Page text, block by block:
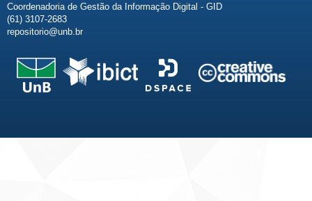
Coordenadoria de Gestão da Informação Digital - GID
(61) 3107-2683
repositorio@unb.br